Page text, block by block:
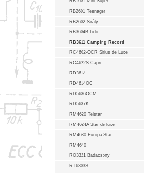
RB1601 Mini Super
RB2601 Teenager
RB2602 Sirály
RB3604B Lido
RB3611 Camping Record
RC4602-OCR Sirius de Luxe
RC4622S Capri
RD3614
RD4614OC
RD5686OCM
RD5687K
RM4620 Telstar
RM4624A Star de luxe
RM4630 Europa Star
RM4640
RO3321 Badacsony
RT6303S